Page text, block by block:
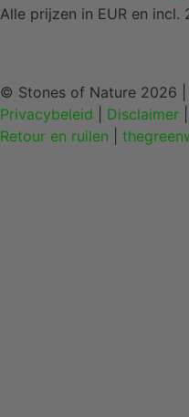
Alle prijzen in EUR en incl.
© Stones of Nature 2026 |
Privacybeleid
Disclaimer
Retour en ruilen